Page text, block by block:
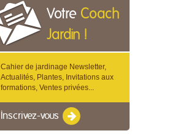
Votre Coach
Jardin !
Cahier de jardinage Newsletter,
Actualités, Plantes, Invitations aux
formations, Ventes privées...
Inscrivez-vous